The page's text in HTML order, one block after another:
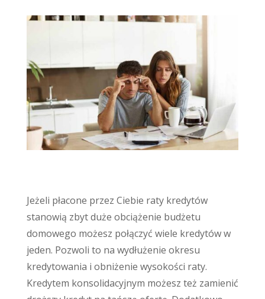
Jeżeli płacone przez Ciebie raty kredytów
stanowią zbyt duże obciążenie budżetu
domowego możesz połączyć wiele kredytów w
jeden. Pozwoli to na wydłużenie okresu
kredytowania i obniżenie wysokości raty.
Kredytem konsolidacyjnym możesz też zamienić